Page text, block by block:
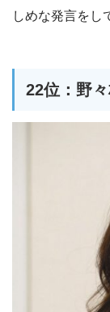
しめな発言をし
22位：野